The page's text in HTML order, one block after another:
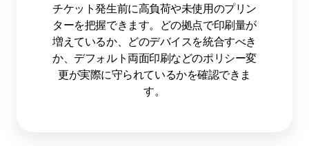
チケット発生前に高負荷や未使用のプリン
ターを把握できます。どの拠点で印刷量が
増えているか、どのデバイスを統合すべき
か、デフォルト両面印刷などのポリシー変
更が実際に守られているかを確認できま
す。